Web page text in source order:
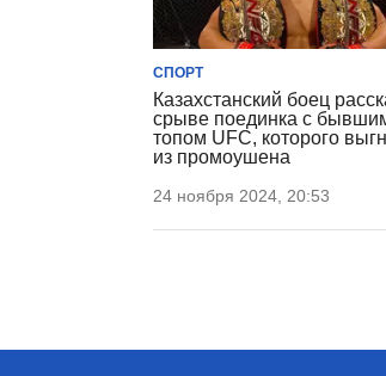
СПОРТ
Казахстанский боец
срыве поединка с
топом UFC, которого
из промоушена
24 ноября 2024, 20:53